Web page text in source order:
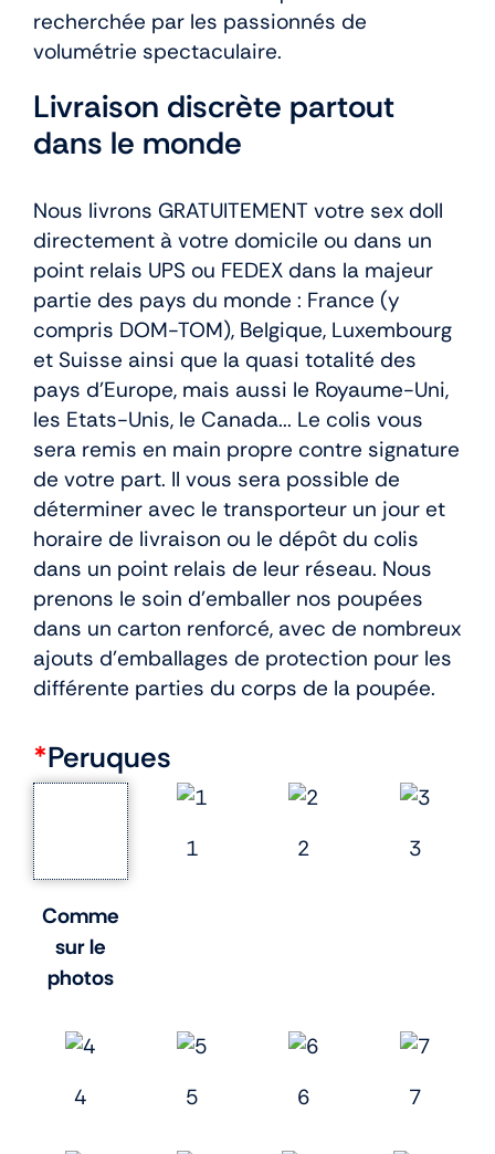
recherchée par les passionnés de
volumétrie spectaculaire.
Livraison discrète partout
dans le monde
Nous livrons GRATUITEMENT votre sex doll
directement à votre domicile ou dans un
point relais UPS ou FEDEX dans la majeur
partie des pays du monde : France (y
compris DOM-TOM), Belgique, Luxembourg
et Suisse ainsi que la quasi totalité des
pays d’Europe, mais aussi le Royaume-Uni,
les Etats-Unis, le Canada... Le colis vous
sera remis en main propre contre signature
de votre part. Il vous sera possible de
déterminer avec le transporteur un jour et
horaire de livraison ou le dépôt du colis
dans un point relais de leur réseau. Nous
prenons le soin d’emballer nos poupées
dans un carton renforcé, avec de nombreux
ajouts d’emballages de protection pour les
différente parties du corps de la poupée.
*Peruques
Comme
sur le
photos
1 2 3
4 5 6 7